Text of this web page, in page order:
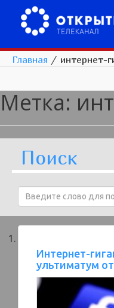
Главная / интернет-
Метка:
Поиск
Интернет-
ультиматум